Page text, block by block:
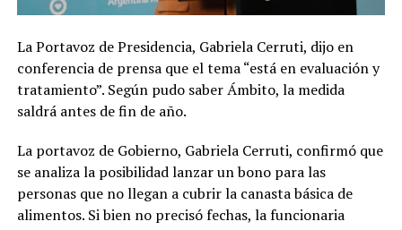
La Portavoz de Presidencia, Gabriela Cerruti, dijo en
conferencia de prensa que el tema “está en evaluación y
tratamiento”. Según pudo saber Ámbito, la medida
saldrá antes de fin de año.
La portavoz de Gobierno, Gabriela Cerruti, confirmó que
se analiza la posibilidad lanzar un bono para las
personas que no llegan a cubrir la canasta básica de
alimentos. Si bien no precisó fechas, la funcionaria